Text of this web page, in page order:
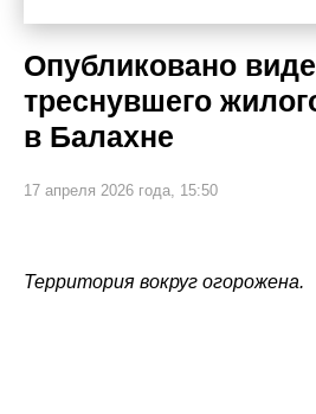
Опубликовано
треснувшего
в Балахне
17 апреля 2026 года, 15:50
Территория вокруг огорожена.